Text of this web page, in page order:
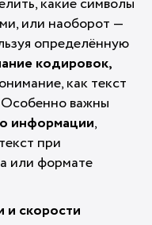
какие символы
или наоборот —
определённую
кодировок,
как текст
Особенно важны
информации,
при
или формате
и скорости